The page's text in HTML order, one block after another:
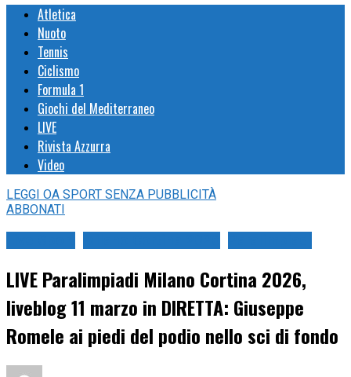
Atletica
Nuoto
Tennis
Ciclismo
Formula 1
Giochi del Mediterraneo
LIVE
Rivista Azzurra
Video
LEGGI OA SPORT SENZA PUBBLICITÀ
ABBONATI
LIVE Paralimpiadi Milano Cortina 2026,
liveblog 11 marzo in DIRETTA: Giuseppe
Romele ai piedi del podio nello sci di fondo